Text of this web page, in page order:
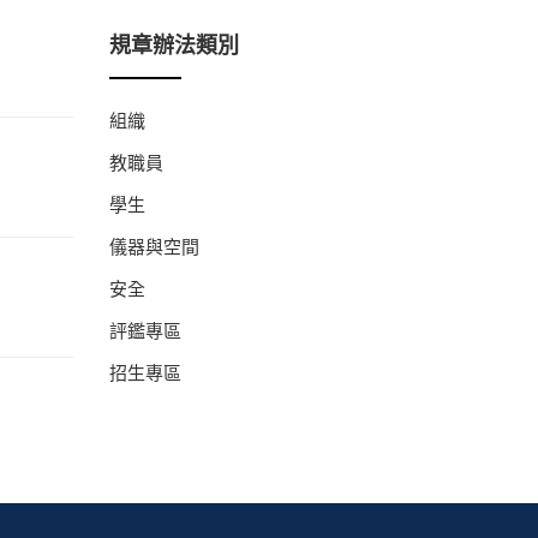
規章辦法類別
組織
教職員
學生
儀器與空間
安全
評鑑專區
招生專區